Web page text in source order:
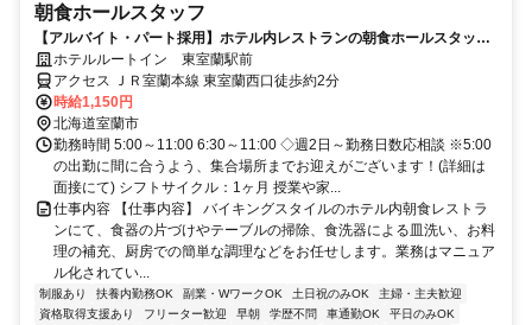
朝食ホールスタッフ
【アルバイト・パート採用】ホテル内レストランの朝食ホールスタッフ
／飲食未経験歓迎！主婦(夫)活躍中
ホテルルートイン 東室蘭駅前
アクセス ＪＲ室蘭本線 東室蘭西口徒歩約2分
時給1,150円
北海道室蘭市
勤務時間 5:00～11:00 6:30～11:00 ◇週2日～勤務日数応相談 ※5:00
の出勤に間に合うよう、集合場所までお迎えがございます！(詳細は
面接にて) シフトサイクル：1ヶ月 授業や家...
仕事内容 【仕事内容】 バイキングスタイルのホテル内朝食レストラ
ンにて、食器の片づけやテーブルの掃除、食洗器による皿洗い、お料
理の補充、厨房での簡単な調理などをお任せします。業務はマニュア
ル化されてい...
制服あり 扶養内勤務OK 副業・WワークOK 土日祝のみOK
主婦・主夫歓迎
資格取得支援あり
フリーター歓迎 早朝 学歴不問 車通勤OK
平日のみOK